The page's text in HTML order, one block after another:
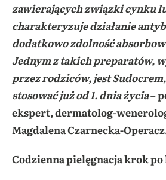
zawierających związki cynku
charakteryzuje działanie
dodatkowo zdolność
Jednym z takich preparatów,
przez rodziców, jest
stosować już od 1. dnia życia–
ekspert, dermatolog-
Magdalena Czarnecka-
Codzienna pielęgnacja krok